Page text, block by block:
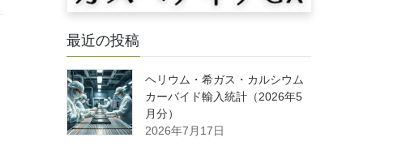
最近の投稿
ヘリウム・希ガス・カルシウム
カーバイド輸入統計（2026年5
月分）
2026年7月17日